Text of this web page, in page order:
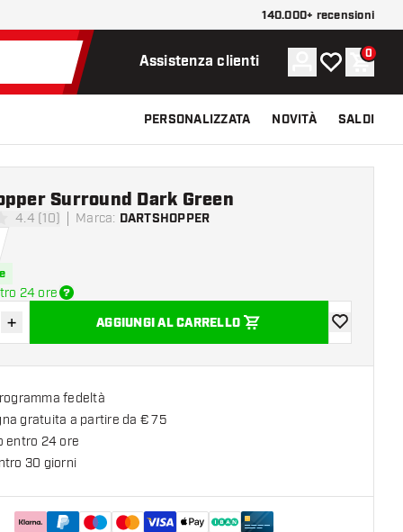
140.000+ recensioni
Assistenza clienti Account
La mia lista
0
PERSONALIZZATA NOVITÀ SALDI
valutazione
4.4 (10) Marca: DARTSHOPPER
Surround Dark Green
24 ore
quantità
Aumenta quantità
+ AGGIUNGI AL CARRELLO
aggiungi
fedeltà
gratuita a partire da € 75
entro 24 ore
30 giorni